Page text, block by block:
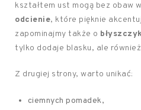
kształtem ust mogą bez obaw
odcienie, które pięknie
zapominajmy także o
tylko dodaje blasku, ale
Z drugiej strony, warto unikać:
ciemnych pomadek,